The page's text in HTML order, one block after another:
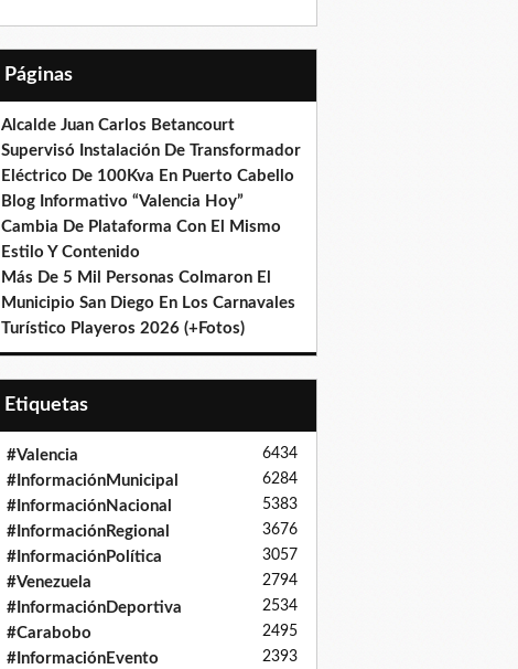
Páginas
Alcalde Juan Carlos Betancourt
Supervisó Instalación De Transformador
Eléctrico De 100Kva En Puerto Cabello
Blog Informativo “Valencia Hoy”
Cambia De Plataforma Con El Mismo
Estilo Y Contenido
Más De 5 Mil Personas Colmaron El
Municipio San Diego En Los Carnavales
Turístico Playeros 2026 (+Fotos)
Etiquetas
#Valencia 6434
#InformaciónMunicipal 6284
#InformaciónNacional 5383
#InformaciónRegional 3676
#InformaciónPolítica 3057
#Venezuela 2794
#InformaciónDeportiva 2534
#Carabobo 2495
#InformaciónEvento 2393